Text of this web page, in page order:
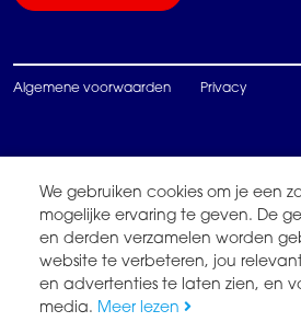
Algemene voorwaarden Privacy
We gebruiken cookies om je een
mogelijke ervaring te geven. De
en derden verzamelen worden
website te verbeteren, jou
en advertenties te laten zien, en
media. Meer lezen